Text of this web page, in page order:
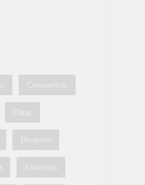
Coronavírus
Datas
Desporto
Entrevista